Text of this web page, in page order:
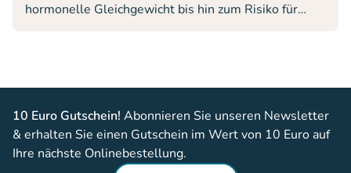
hormonelle Gleichgewicht bis hin zum Risiko für
Entstehung chronischer Krankheiten und möglichen
10 Euro Gutschein! Abonnieren Sie unseren Newsletter
& erhalten Sie einen Gutschein im Wert von 10 Euro auf
Ihre nächste Onlinebestellung.